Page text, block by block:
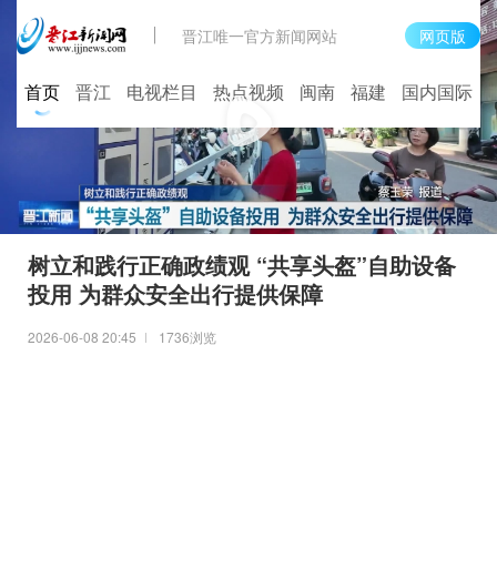
晋江唯一官方新闻网站 网页版
首页 晋江 电视栏目 热点视频 闽南 福建 国内国际
树立和践行正确政绩观 “共享头盔”自助设备
投用 为群众安全出行提供保障
2026-06-08 20:45 1736浏览